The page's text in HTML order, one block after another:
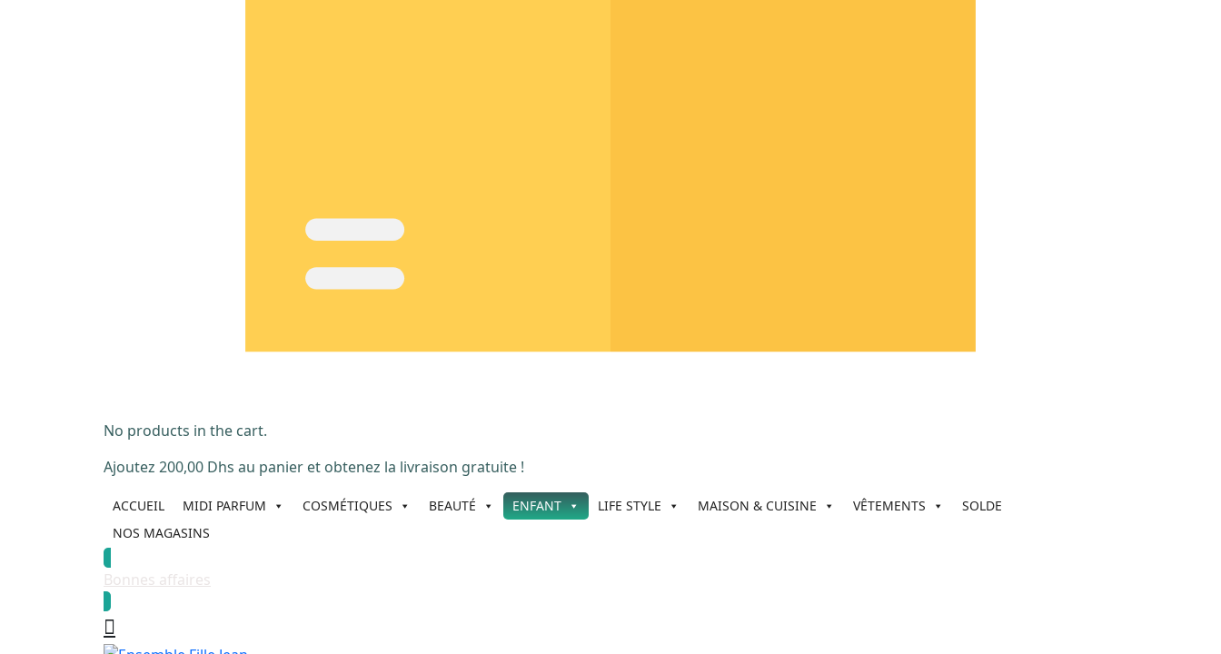
No products in the cart.
Ajoutez 200,00 Dhs au panier et obtenez la livraison gratuite !
ACCUEIL MIDI PARFUM COSMÉTIQUES BEAUTÉ ENFANT LIFE STYLE MAISON & CUISINE VÊTEMENTS
SOLDE
NOS MAGASINS
Bonnes affaires